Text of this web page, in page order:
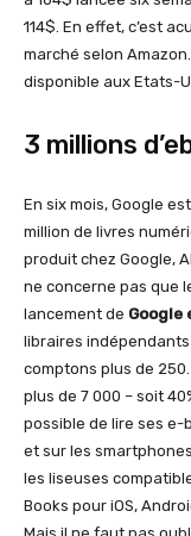
114$. En effet, c’est
marché selon
disponible aux Etats-
3 millions
En six mois, Google
million de livres
produit chez Google,
ne concerne pas que
lancement de Google
libraires
comptons plus de
plus de 7 000 – soit
possible de lire ses e-
et sur les
les liseuses
Books pour iOS,